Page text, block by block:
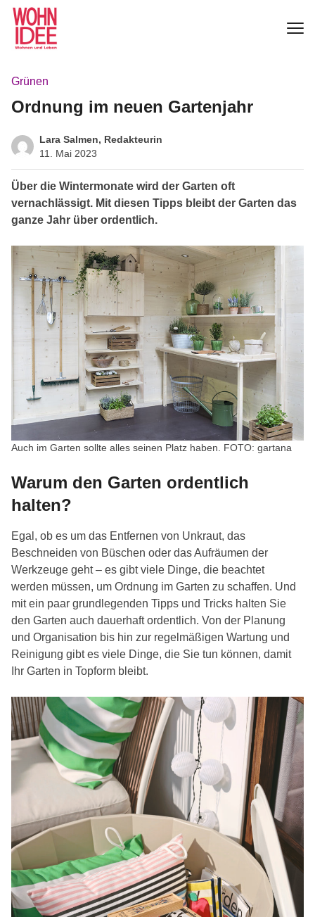
Grünen
Ordnung im neuen Gartenjahr
Lara Salmen, Redakteurin
11. Mai 2023
Über die Wintermonate wird der Garten oft
vernachlässigt. Mit diesen Tipps bleibt der Garten das
ganze Jahr über ordentlich.
Auch im Garten sollte alles seinen Platz haben. FOTO: gartana
Warum den Garten ordentlich
halten?
Egal, ob es um das Entfernen von Unkraut, das
Beschneiden von Büschen oder das Aufräumen der
Werkzeuge geht – es gibt viele Dinge, die beachtet
werden müssen, um Ordnung im Garten zu schaffen. Und
mit ein paar grundlegenden Tipps und Tricks halten Sie
den Garten auch dauerhaft ordentlich. Von der Planung
und Organisation bis hin zur regelmäßigen Wartung und
Reinigung gibt es viele Dinge, die Sie tun können, damit
Ihr Garten in Topform bleibt.